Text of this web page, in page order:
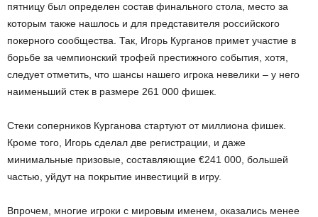
пятницу был определен состав финального стола, место за
которым также нашлось и для представителя российского
покерного сообщества. Так, Игорь Курганов примет участие в
борьбе за чемпионский трофей престижного события, хотя,
следует отметить, что шансы нашего игрока невелики – у него
наименьший стек в размере 261 000 фишек.
Стеки соперников Курганова стартуют от миллиона фишек.
Кроме того, Игорь сделал две регистрации, и даже
минимальные призовые, составляющие €241 000, большей
частью, уйдут на покрытие инвестиций в игру.
Впрочем, многие игроки с мировым именем, оказались менее